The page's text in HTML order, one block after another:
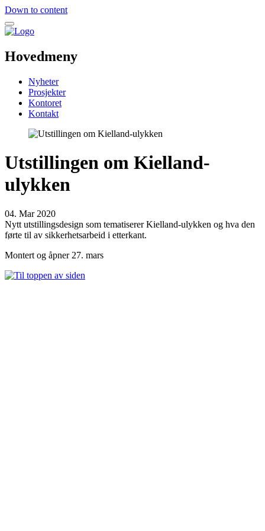
Down to content
Hovedmeny
Nyheter
Prosjekter
Kontoret
Kontakt
Utstillingen om Kielland-
ulykken
04. Mar 2020
Nytt utstillingsdesign som tematiserer Kielland-ulykken og hva den
førte til av sikkerhetsarbeid i etterkant.
Montert og åpner 27. mars